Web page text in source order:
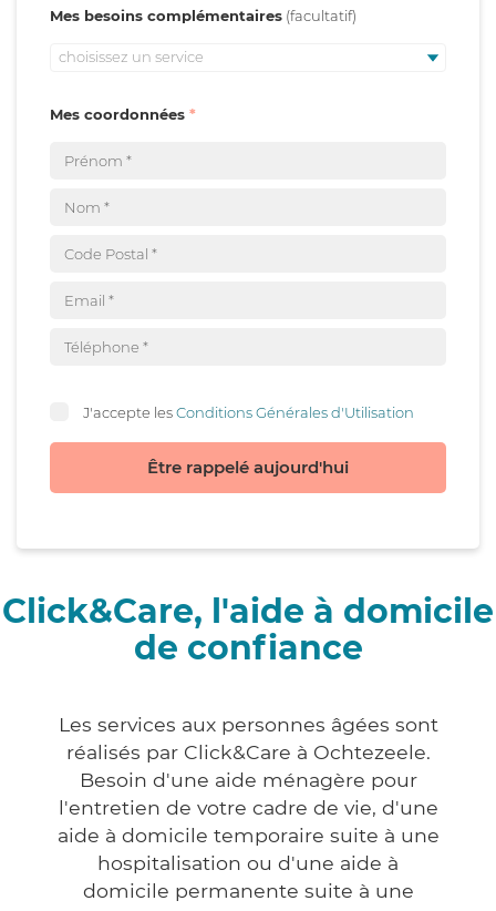
Mes besoins complémentaires
choisissez un service
Mes coordonnées
J'accepte lesConditions Générales d'Utilisation
Être rappelé aujourd'hui
Click&Care, l'aide à domicile
de confiance
Les services aux personnes âgées sont
réalisés par Click&Care à Ochtezeele.
Besoin d'une aide ménagère pour
l'entretien de votre cadre de vie, d'une
aide à domicile temporaire suite à une
hospitalisation ou d'une aide à
domicile permanente suite à une